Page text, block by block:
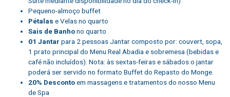
Pequeno-almoço buffet
Pétalas e Velas no quarto
Sais de Banhono quarto
01 Jantar para 2 pessoas Jantar composto por: couvert, sopa,
1 prato principal do Menu Real Abadia e sobremesa (bebidas e
café não incluídos). Nota: às sextas-feiras e sábados o jantar
poderá ser servido no formato Buffet do Repasto do Monge.
20% Descontoem massagens e tratamentos do nosso Menu
de Spa